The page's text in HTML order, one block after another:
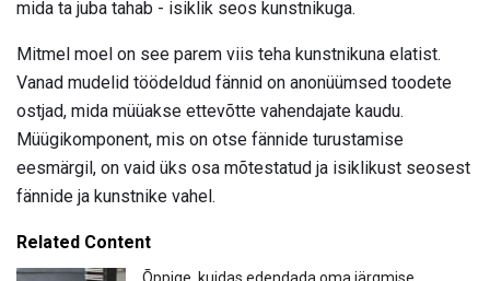
mida ta juba tahab - isiklik seos kunstnikuga.
Mitmel moel on see parem viis teha kunstnikuna elatist.
Vanad mudelid töödeldud fännid on anonüümsed toodete
ostjad, mida müüakse ettevõtte vahendajate kaudu.
Müügikomponent, mis on otse fännide turustamise
eesmärgil, on vaid üks osa mõtestatud ja isiklikust seosest
fännide ja kunstnike vahel.
Related Content